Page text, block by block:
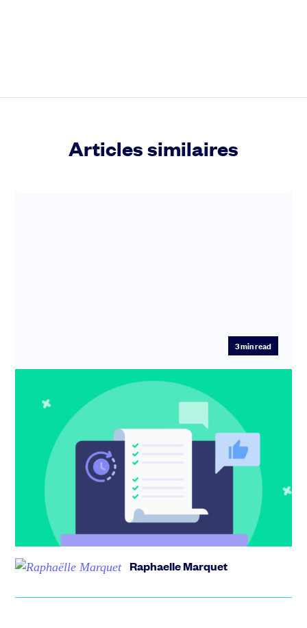
Articles similaires
3min read
Formalités juridiques startup : guide
complet pour être à jour et éviter les
blocages
Quand on crée une startup, l’énergie est tournée vers le
produit, la traction et la levée de fonds. Pourtant, un
élément...
Raphaelle Marquet